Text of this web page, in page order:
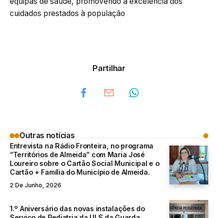
cuidados prestados à população
Partilhar
Outras notícias
Entrevista na Rádio Fronteira, no programa
“Territórios de Almeida” com Maria José
Loureiro sobre o Cartão Social Municipal e o
Cartão + Família do Município de Almeida.
2 De Junho, 2026
1.º Aniversário das novas instalações do